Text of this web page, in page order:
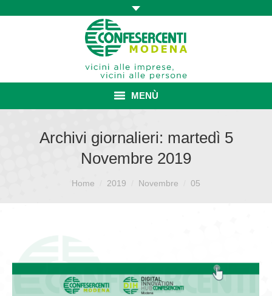
MENÙ
ASSOCIAZIONE
ISCRIZIONE E VANTAGGI
SERVIZI
GIOVEDÌ GASTRONOMICI
Archivi giornalieri: martedì 5
Novembre 2019
Home 2019 Novembre 05